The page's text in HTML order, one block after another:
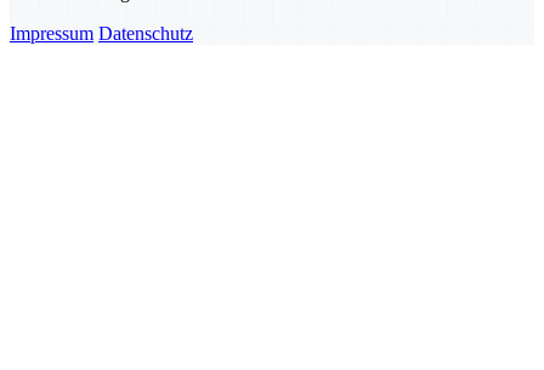
Impressum Datenschutz